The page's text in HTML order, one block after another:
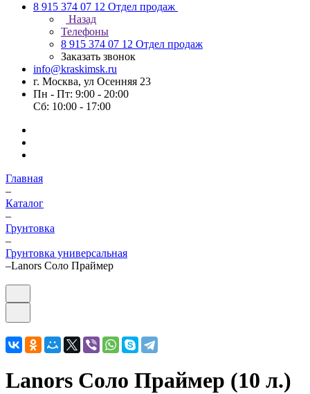
8 915 374 07 12 Отдел продаж
Назад
Телефоны
8 915 374 07 12 Отдел продаж
Заказать звонок
info@kraskimsk.ru
г. Москва, ул Осенняя 23
Пн - Пт: 9:00 - 20:00
Сб: 10:00 - 17:00
Главная
–
Каталог
–
Грунтовка
–
Грунтовка универсальная
–Lanors Соло Праймер
Lanors Соло Праймер (10 л.)